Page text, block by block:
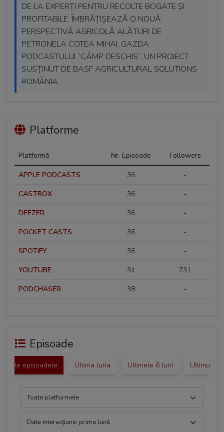
DE LA EXPERȚI PENTRU RECOLTE BOGATE ȘI
PROFITABILE. ÎMBRĂȚIȘEAZĂ O NOUĂ
PERSPECTIVĂ AGRICOLĂ ALĂTURI DE
PETRONELA COTEA MIHAI, GAZDA
PODCASTULUI ”CÂMP DESCHIS”. UN PROIECT
SUSȚINUT DE BASF AGRICULTURAL SOLUTIONS
ROMÂNIA.
Platforme
Platformă Nr. Episoade Followers
APPLE PODCASTS 36
-
CASTBOX
36
-
DEEZER
36
-
POCKET CASTS
36
-
SPOTIFY
36
-
YOUTUBE
34
731
PODCHASER
38 -
Episoade
Toate episoadele Ultima luna Ultimele 6 luni Ultimul an